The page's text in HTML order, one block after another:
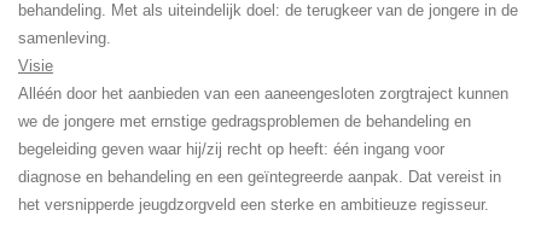
behandeling. Met als uiteindelijk doel: de terugkeer van de jongere in de
samenleving.
Visie
Alléén door het aanbieden van een aaneengesloten zorgtraject kunnen
we de jongere met ernstige gedragsproblemen de behandeling en
begeleiding geven waar hij/zij recht op heeft: één ingang voor
diagnose en behandeling en een geïntegreerde aanpak. Dat vereist in
het versnipperde jeugdzorgveld een sterke en ambitieuze regisseur.